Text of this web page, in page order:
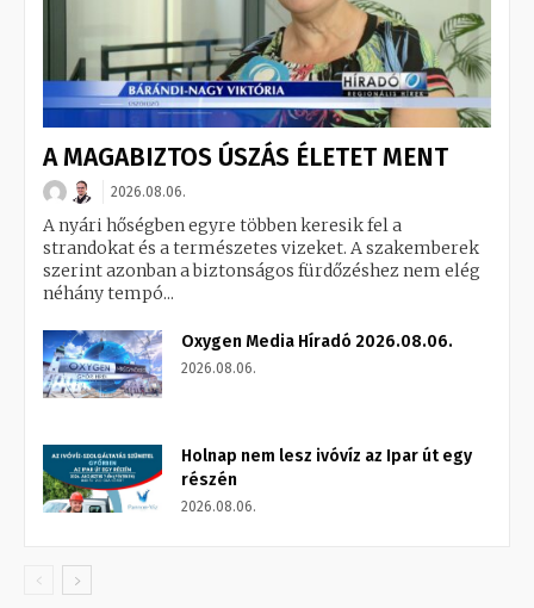
A MAGABIZTOS ÚSZÁS ÉLETET MENT
2026.08.06.
A nyári hőségben egyre többen keresik fel a
strandokat és a természetes vizeket. A szakemberek
szerint azonban a biztonságos fürdőzéshez nem elég
néhány tempó...
Oxygen Media Híradó 2026.08.06.
2026.08.06.
Holnap nem lesz ivóvíz az Ipar út egy
részén
2026.08.06.